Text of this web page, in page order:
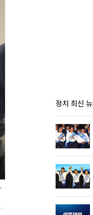
정치 최신